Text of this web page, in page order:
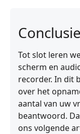
Conclusie
Tot slot leren
scherm en
recorder. In dit
over het
aantal van uw
beantwoord.
ons volgende